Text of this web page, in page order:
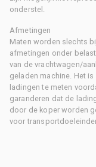
onderstel.
Afmetingen
Maten worden slechts
afmetingen onder
van de vrachtwagen/
geladen machine. Het
ladingen te meten
garanderen dat de
door de koper worden
voor